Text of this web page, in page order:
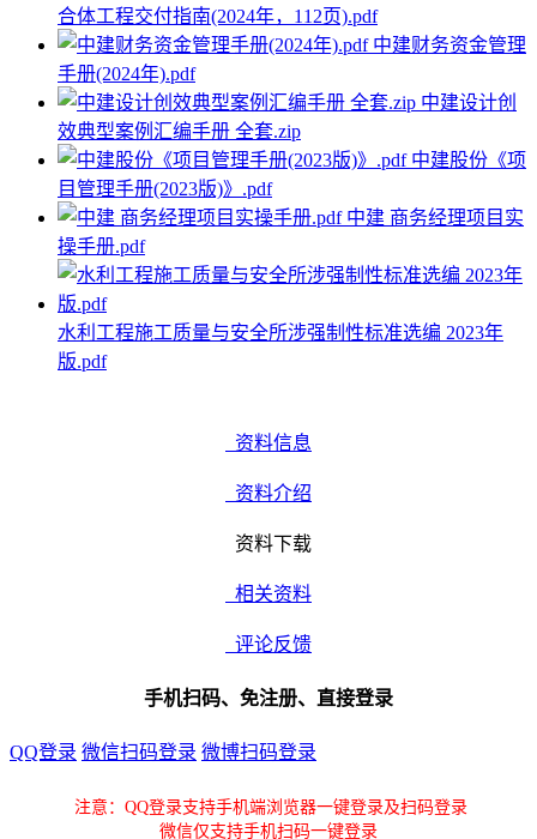
合体工程交付指南(2024年，112页).pdf
中建财务资金管理
手册(2024年).pdf
中建设计创
效典型案例汇编手册 全套.zip
中建股份《项
目管理手册(2023版)》.pdf
中建 商务经理项目实
操手册.pdf
水利工程施工质量与安全所涉强制性标准选编 2023年
版.pdf
资料信息
资料介绍
资料下载
相关资料
评论反馈
手机扫码、免注册、直接登录
QQ登录 微信扫码登录 微博扫码登录
注意：QQ登录支持手机端浏览器一键登录及扫码登录
微信仅支持手机扫码一键登录